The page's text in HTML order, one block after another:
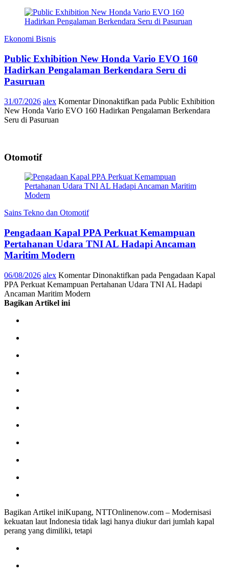
Ekonomi Bisnis
Public Exhibition New Honda Vario EVO 160
Hadirkan Pengalaman Berkendara Seru di
Pasuruan
31/07/2026 alex Komentar Dinonaktifkan pada Public Exhibition
New Honda Vario EVO 160 Hadirkan Pengalaman Berkendara
Seru di Pasuruan
Otomotif
Sains Tekno dan Otomotif
Pengadaan Kapal PPA Perkuat Kemampuan
Pertahanan Udara TNI AL Hadapi Ancaman
Maritim Modern
06/08/2026 alex Komentar Dinonaktifkan pada Pengadaan Kapal
PPA Perkuat Kemampuan Pertahanan Udara TNI AL Hadapi
Ancaman Maritim Modern
Bagikan Artikel ini
Bagikan Artikel iniKupang, NTTOnlinenow.com – Modernisasi
kekuatan laut Indonesia tidak lagi hanya diukur dari jumlah kapal
perang yang dimiliki, tetapi